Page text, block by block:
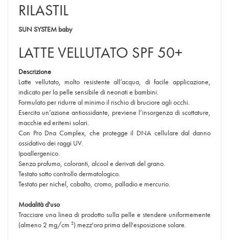
RILASTIL
SUN SYSTEM baby
LATTE VELLUTATO SPF 50+
Descrizione
Latte vellutato, molto resistente all’acqua, di facile applicazione,
indicato per la pelle sensibile di neonati e bambini.
Formulato per ridurre al minimo il rischio di bruciore agli occhi.
Esercita un’azione antiossidante, previene l’insorgenza di scottature,
macchie ed eritemi solari.
Con Pro Dna Complex, che protegge il DNA cellulare dal danno
ossidativo dei raggi UV.
Ipoallergenico.
Senza profumo, coloranti, alcool e derivati del grano.
Testato sotto controllo dermatologico.
Testato per nichel, cobalto, cromo, palladio e mercurio.
Modalità d'uso
Tracciare una linea di prodotto sulla pelle e stendere uniformemente
(almeno 2 mg/cm 2) mezz'ora prima dell'esposizione solare.